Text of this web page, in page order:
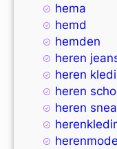
hema
hemd
hemden
heren
heren
heren
heren
herenmode